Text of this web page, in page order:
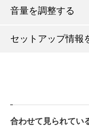
音量を調整する
セットアップ情報
合わせて見られてい